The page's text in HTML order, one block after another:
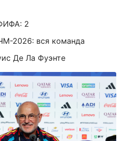
2
2026: вся команда
Де Ла Фуэнте